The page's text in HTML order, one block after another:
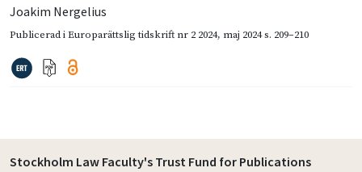
Joakim Nergelius
Publicerad iEuroparättslig tidskrift nr 2 2024, maj 2024s. 209–210
Stockholm Law Faculty's Trust Fund for Publications